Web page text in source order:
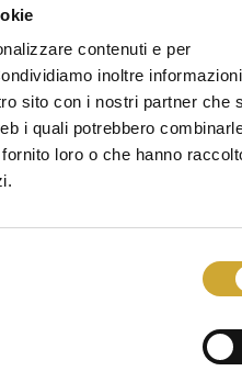
contenuti e per
inoltre informazioni
sito con i nostri partner che
i quali potrebbero
loro o che hanno
Via XX Settembre, 30 -